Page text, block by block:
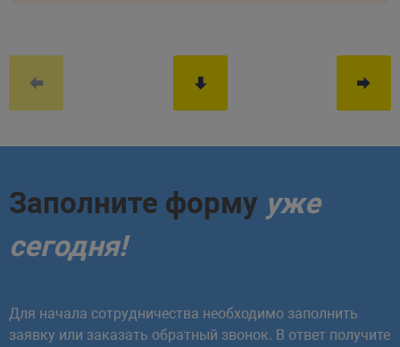
Заполните форму уже
сегодня!
Для начала сотрудничества необходимо заполнить
заявку или заказать обратный звонок. В ответ получите